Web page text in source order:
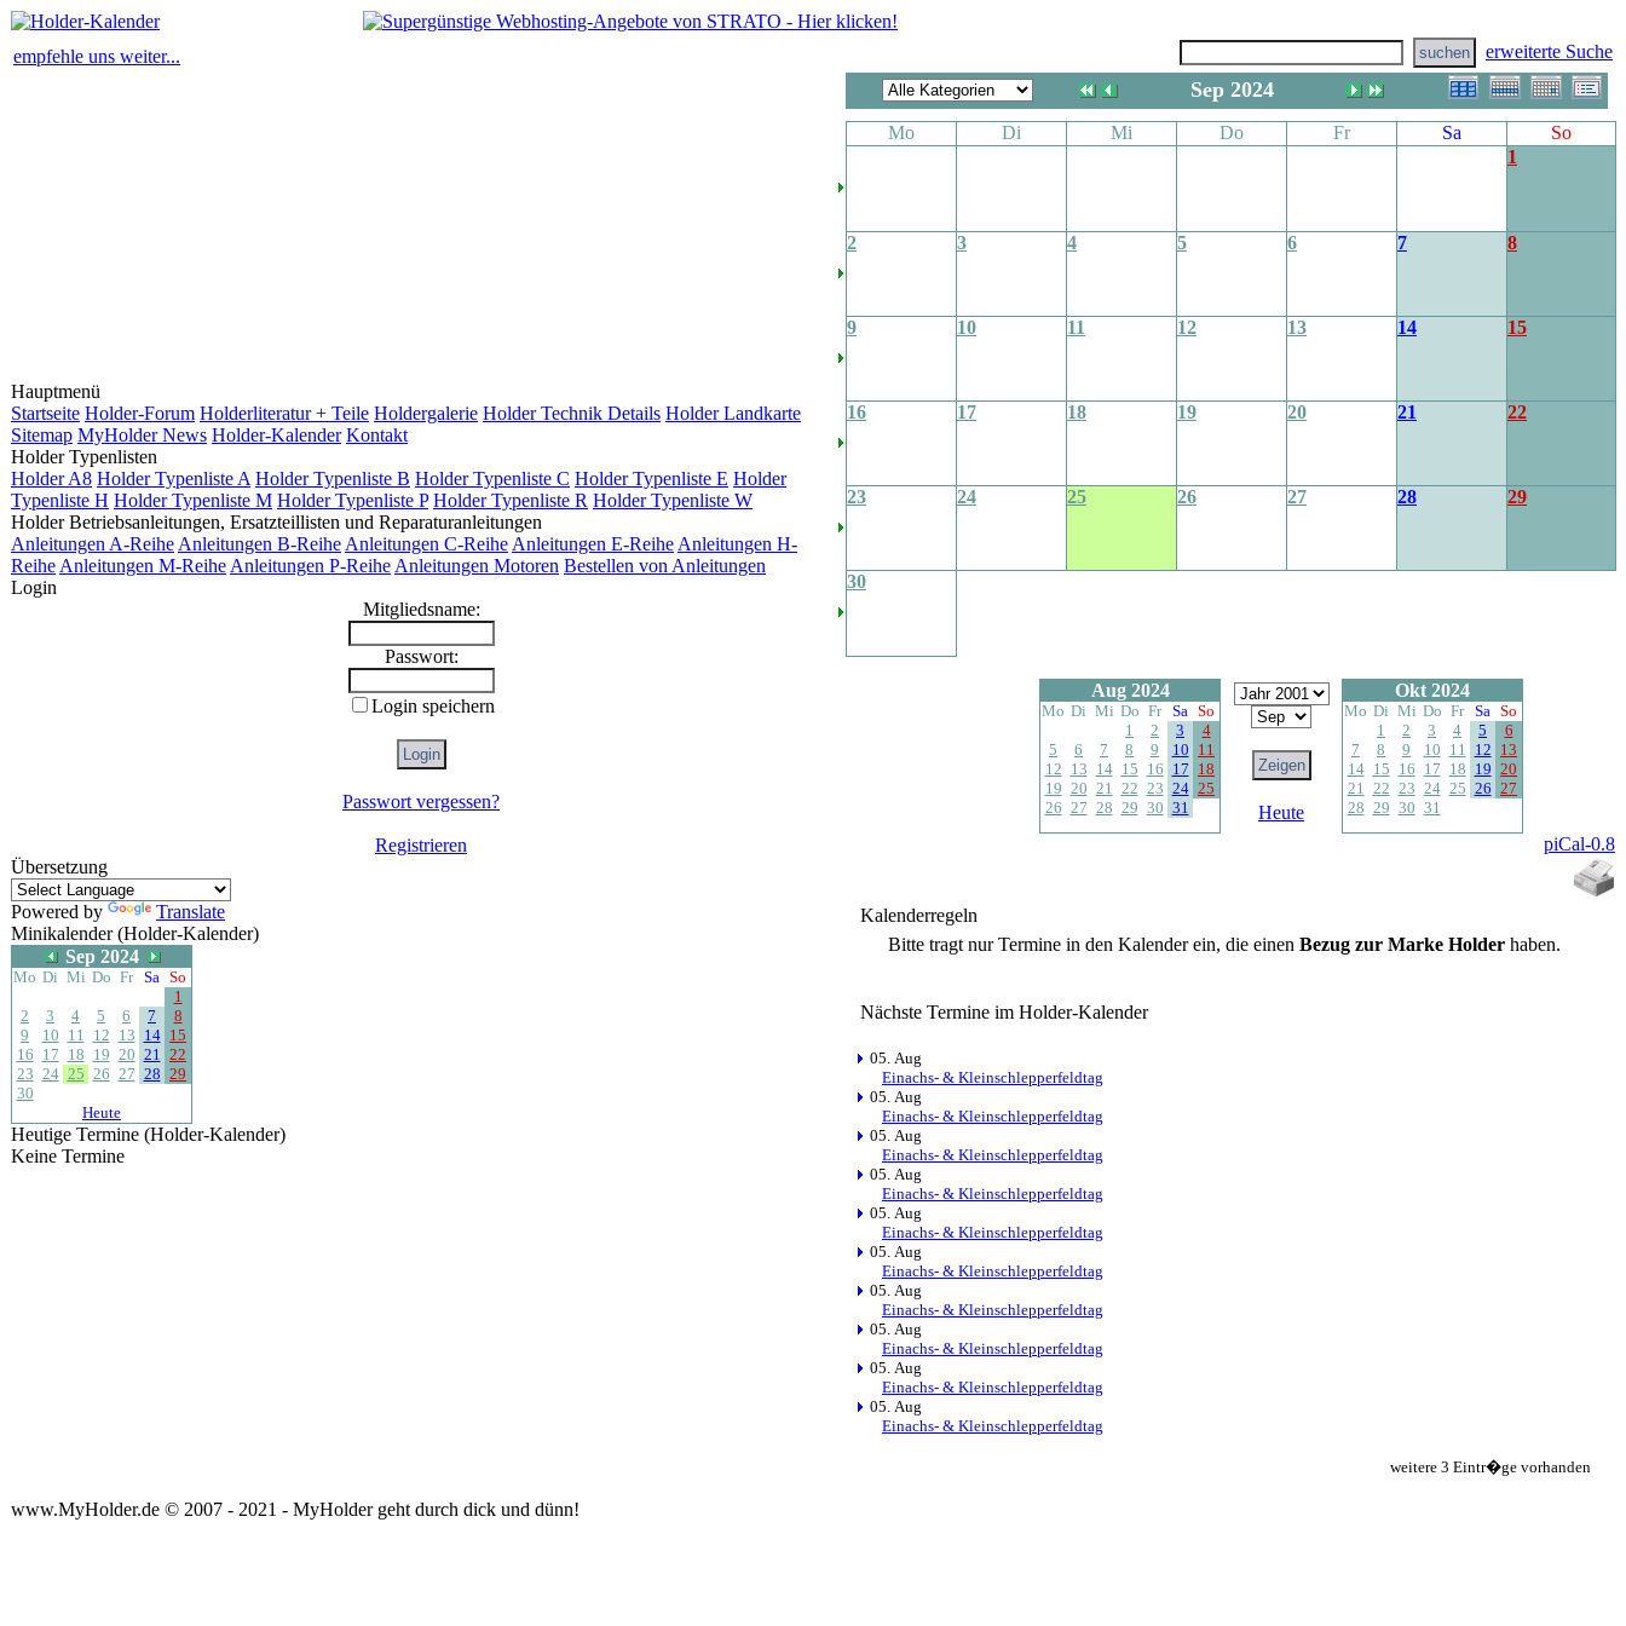
empfehle uns weiter... erweiterte Suche
Hauptmenü
Startseite Holder-Forum Holderliteratur + Teile Holdergalerie Holder Technik Details Holder Landkarte
Sitemap MyHolder News Holder-Kalender Kontakt
Holder Typenlisten
Holder A8 Holder Typenliste A Holder Typenliste B Holder Typenliste C Holder Typenliste E Holder
Typenliste H Holder Typenliste M Holder Typenliste P Holder Typenliste R Holder Typenliste W
Holder Betriebsanleitungen, Ersatzteillisten und Reparaturanleitungen
Anleitungen A-Reihe Anleitungen B-Reihe Anleitungen C-Reihe Anleitungen E-Reihe Anleitungen H-
Reihe Anleitungen M-Reihe Anleitungen P-Reihe Anleitungen Motoren Bestellen von Anleitungen
Login
Mitgliedsname:
Passwort:
Login speichern
Passwort vergessen?
Registrieren
Übersetzung
Powered by
Translate
Minikalender (Holder-Kalender)
Sep 2024
Mo Di Mi Do Fr Sa So
1
2
3 4 5 6 7
8
9
10 11 12 13 14 15
16 17 18 19 20 21 22
23 24 25 26 27 28 29
30
Heute
Heutige Termine (Holder-Kalender)
Keine Termine
Sep 2024
Mo Di Mi Do Fr Sa
So
1
2 3 4 5 6 7 8
9 10 11 12 13 14 15
16 17 18 19 20 21 22
23 24 25 26 27 28 29
30
Aug 2024
Mo Di Mi Do Fr Sa So
1
2 3
4
5
6 7 8 9 10 11
12 13 14 15 16 17 18
19 20 21 22 23 24 25
26 27 28 29 30 31 Heute
Okt 2024
Mo Di Mi Do Fr Sa So
1
2 3 4 5
6
7
8 9 10 11 12 13
14 15 16 17 18 19 20
21 22 23 24 25 26 27
28 29 30 31
piCal-0.8
Kalenderregeln
Bitte tragt nur Termine in den Kalender ein, die einen Bezug zur Marke Holder haben.
Nächste Termine im Holder-Kalender
05. Aug
Einachs- & Kleinschlepperfeldtag
05. Aug
Einachs- & Kleinschlepperfeldtag
05. Aug
Einachs- & Kleinschlepperfeldtag
05. Aug
Einachs- & Kleinschlepperfeldtag
05. Aug
Einachs- & Kleinschlepperfeldtag
05. Aug
Einachs- & Kleinschlepperfeldtag
05. Aug
Einachs- & Kleinschlepperfeldtag
05. Aug
Einachs- & Kleinschlepperfeldtag
05. Aug
Einachs- & Kleinschlepperfeldtag
05. Aug
Einachs- & Kleinschlepperfeldtag
weitere 3 Eintr�ge vorhanden
www.MyHolder.de © 2007 - 2021 - MyHolder geht durch dick und dünn!